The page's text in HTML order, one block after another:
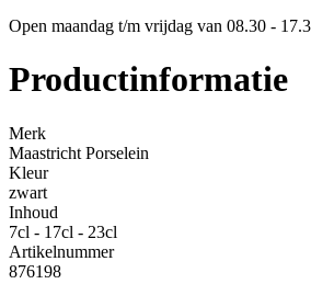
Open maandag t/m vrijdag van 08.30 -
Productinformatie
Merk
Maastricht Porselein
Kleur
zwart
Inhoud
7cl - 17cl - 23cl
Artikelnummer
876198